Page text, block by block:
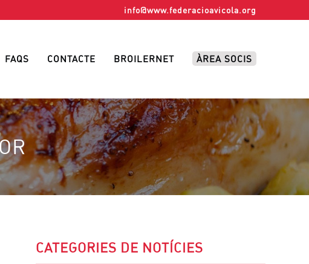
info@www.federacioavicola.org
FAQS CONTACTE BROILERNET ÀREA SOCIS
CATEGORIES DE NOTÍCIES